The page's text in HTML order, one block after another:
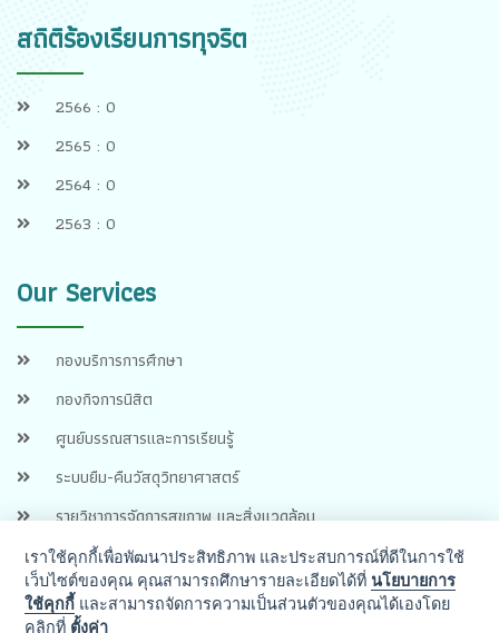
สถิติร้องเรียนการทุจริต
2566 : 0
2565 : 0
2564 : 0
2563 : 0
Our Services
กองบริการการศึกษา
กองกิจการนิสิต
ศูนย์บรรณสารและการเรียนรู้
ระบบยืม-คืนวัสดุวิทยาศาสตร์
รายวิชาการจัดการสุขภาพ และสิ่งแวดล้อม
เราใช้คุกกี้เพื่อพัฒนาประสิทธิภาพ และประสบการณ์ที่ดีในการใช้
เว็บไซต์ของคุณ คุณสามารถศึกษารายละเอียดได้ที่นโยบายการ
ใช้คุกกี้ และสามารถจัดการความเป็นส่วนตัวของคุณได้เองโดย
คลิกที่ ตั้งค่า